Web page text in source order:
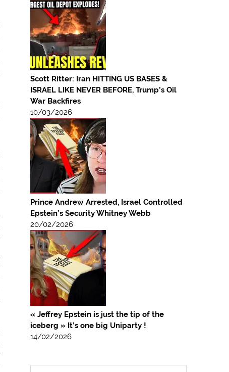
Scott Ritter: Iran HITTING US BASES &
ISRAEL LIKE NEVER BEFORE, Trump’s Oil
War Backfires
10/03/2026
Prince Andrew Arrested, Israel Controlled
Epstein’s Security Whitney Webb
20/02/2026
« Jeffrey Epstein is just the tip of the
iceberg » It’s one big Uniparty !
14/02/2026